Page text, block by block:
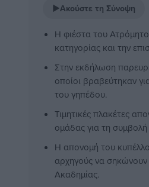
▶Ακούστε τη Σύνοψη
Η φιέστα του
κατηγορίας και την
Στην εκδήλωση
οποίοι βραβεύτηκαν
του γηπέδου.
Τιμητικές πλακέτες
ομάδας για τη
Η απονομή του
αρχηγούς να
Ακαδημίας.